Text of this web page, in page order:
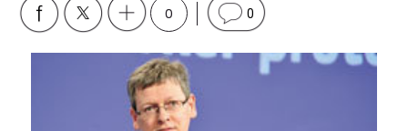
0 0